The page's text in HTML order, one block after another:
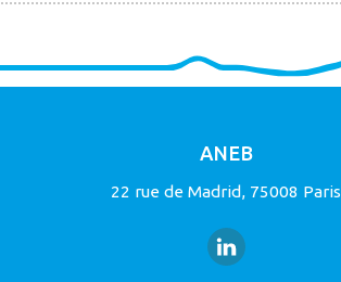
ANEB
22 rue de Madrid, 75008 Paris